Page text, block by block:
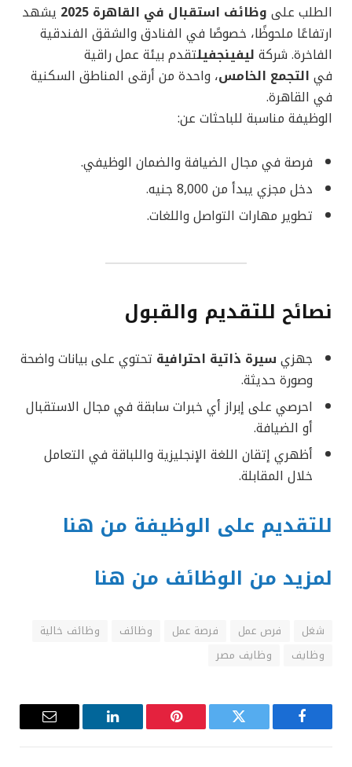
الطلب على وظائف استقبال في القاهرة 2025
يشهد
ارتفاعًا ملحوظًا، خصوصًا في الفنادق والشقق الفندقية
الفاخرة. شركة ليفينجفيلتقدم بيئة عمل راقية
في التجمع الخامس، واحدة من أرقى المناطق السكنية
في القاهرة.
الوظيفة مناسبة للباحثات عن:
فرصة في مجال الضيافة والضمان الوظيفي.
دخل مجزي يبدأ من 8,000 جنيه.
تطوير مهارات التواصل واللغات.
نصائح للتقديم والقبول
جهزي سيرة ذاتية احترافية تحتوي على بيانات واضحة
وصورة حديثة.
احرصي على إبراز أي خبرات سابقة في مجال الاستقبال
أو الضيافة.
أظهري إتقان اللغة الإنجليزية واللباقة في التعامل
خلال المقابلة.
للتقديم على الوظيفة من هنا
لمزيد من الوظائف من هنا
شغل فرص عمل فرصة عمل وظائف
وظائف خالية
وظايف
وظايف مصر
فيسبوك تويتر بينتيريست لينكدإن
البريد